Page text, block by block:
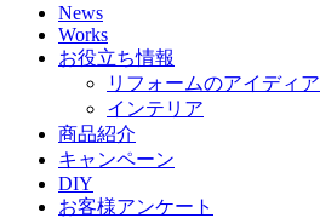
News
Works
お役立ち情報
リフォームのアイディア
インテリア
商品紹介
キャンペーン
DIY
お客様アンケート